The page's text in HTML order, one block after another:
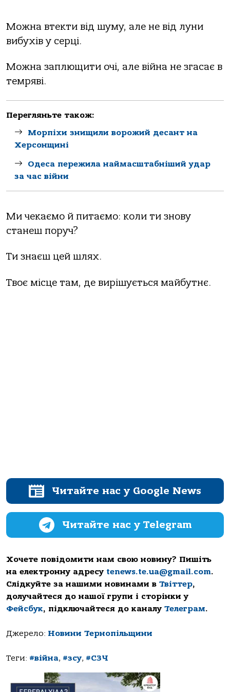
Можна втекти від шуму, але не від луни
вибухів у серці.
Можна заплющити очі, але війна не згасає в
темряві.
Перегляньте також:
Морпіхи знищили ворожий десант на
Херсонщині
Одеса пережила наймасштабніший удар
за час війни
Ми чекаємо й питаємо: коли ти знову
станеш поруч?
Ти знаєш цей шлях.
Твоє місце там, де вирішується майбутнє.
Читайте нас у Google News
Читайте нас у Telegram
Хочете повідомити нам свою новину? Пишіть
на електронну адресу tenews.te.ua@gmail.com.
Слідкуйте за нашими новинами в Твіттер,
долучайтеся до нашої групи і сторінки у
Фейсбук, підключайтеся до каналу Телеграм.
Джерело: Новини Тернопільщини
Теги: #війна, #зсу, #СЗЧ